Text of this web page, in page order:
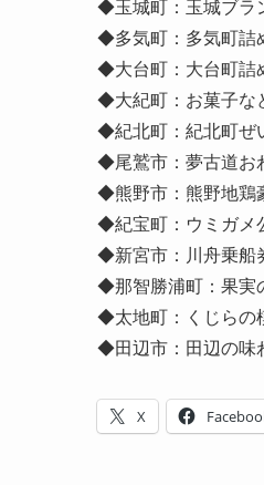
◆玉城町：玉城ブラ
◆多気町：多気町詰
◆大台町：大台町詰
◆大紀町：お菓子な
◆紀北町：紀北町ぜ
◆尾鷲市：夢古道お
◆熊野市：熊野地鶏
◆紀宝町：ウミガメ
◆新宮市：川舟乗船
◆那智勝浦町：果実
◆太地町：くじらの
◆田辺市：田辺の味
X